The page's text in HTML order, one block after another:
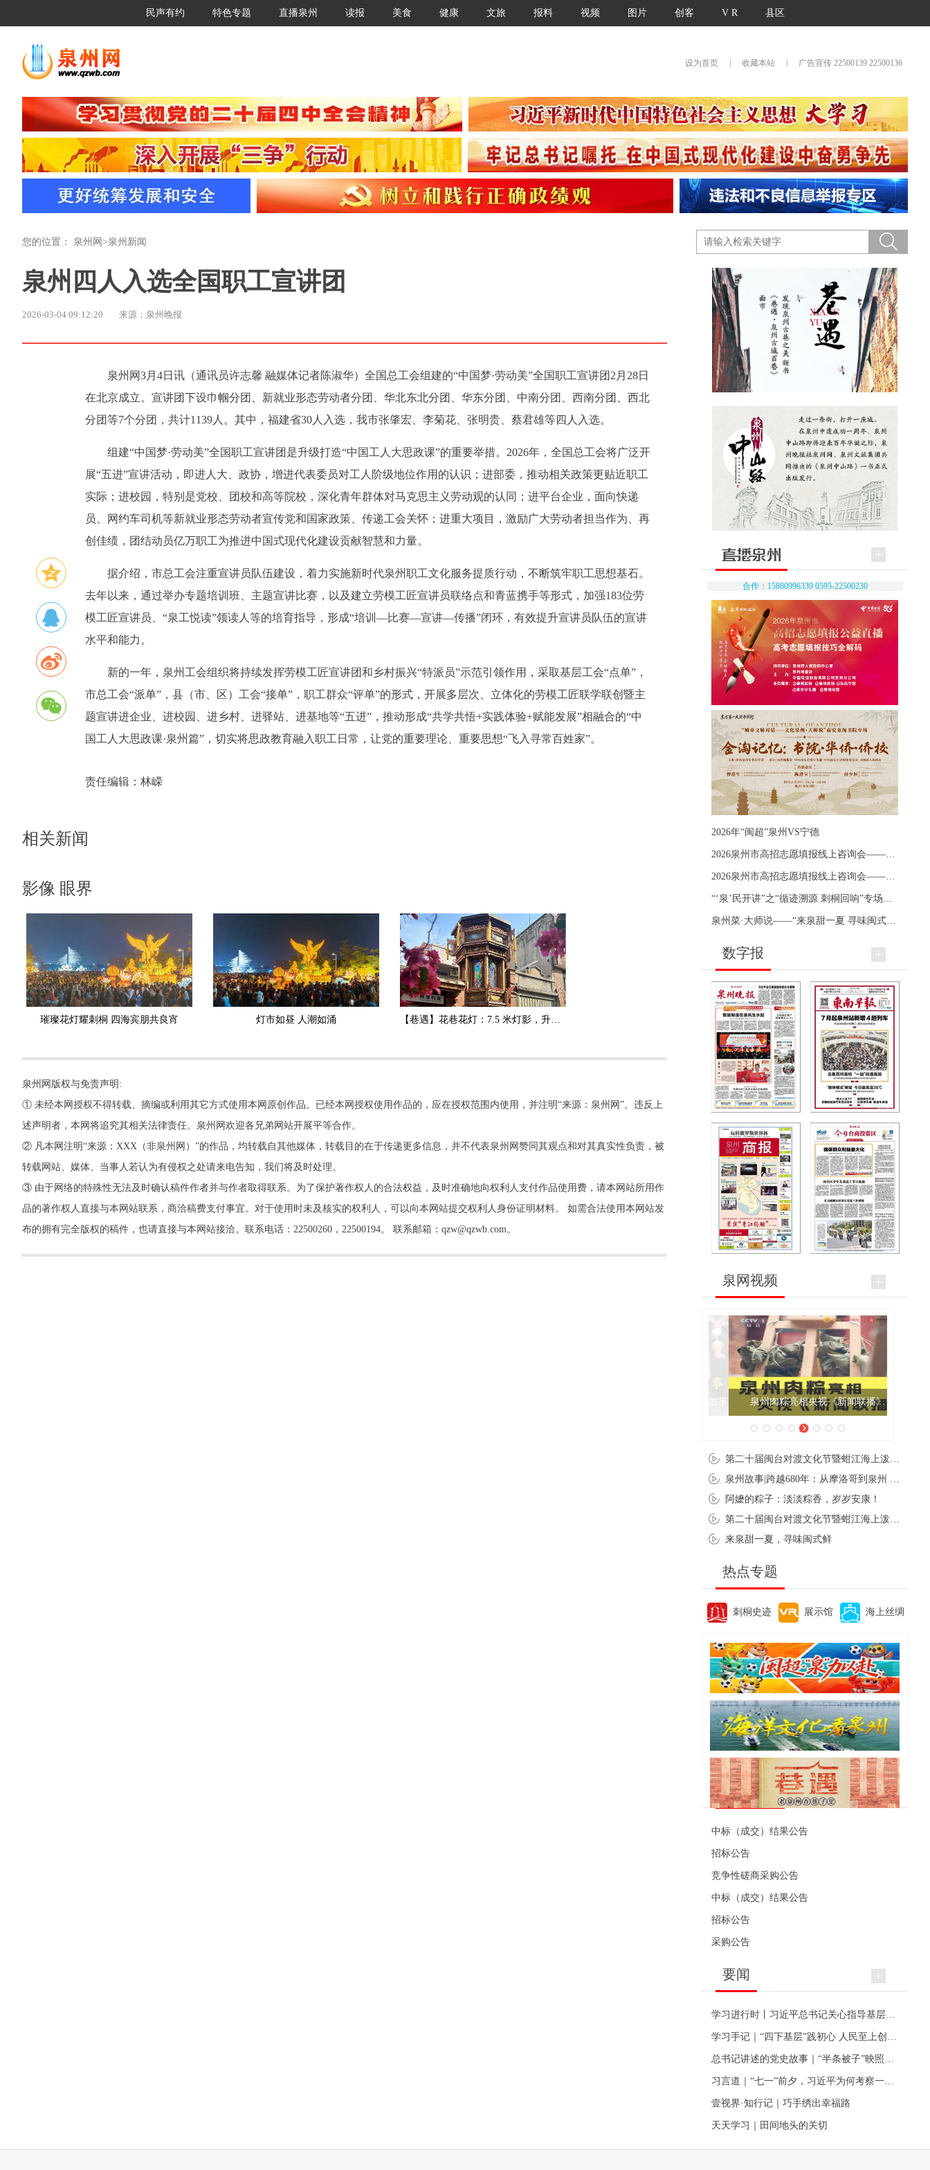
民声有约 特色专题 直播泉州 读报 美食 健康 文旅 报料 视频 图片 创客 V R 县区
设为首页 收藏本站 广告宣传 22500139 22500136
您的位置： 泉州网 >泉州新闻
泉州四人入选全国职工宣讲团
2026-03-04 09:12:20 来源：泉州晚报
泉州网3月4日讯（通讯员许志馨 融媒体记者陈淑华）全国总工会组建的“中国梦·劳动美”全国职工宣讲团2月28日
在北京成立。宣讲团下设巾帼分团、新就业形态劳动者分团、华北东北分团、华东分团、中南分团、西南分团、西北
分团等7个分团，共计1139人。其中，福建省30人入选，我市张肇宏、李菊花、张明贵、蔡君雄等四人入选。
组建“中国梦·劳动美”全国职工宣讲团是升级打造“中国工人大思政课”的重要举措。2026年，全国总工会将广泛开
展“五进”宣讲活动，即进人大、政协，增进代表委员对工人阶级地位作用的认识；进部委，推动相关政策更贴近职工
实际；进校园，特别是党校、团校和高等院校，深化青年群体对马克思主义劳动观的认同；进平台企业，面向快递
员、网约车司机等新就业形态劳动者宣传党和国家政策、传递工会关怀；进重大项目，激励广大劳动者担当作为、再
创佳绩，团结动员亿万职工为推进中国式现代化建设贡献智慧和力量。
据介绍，市总工会注重宣讲员队伍建设，着力实施新时代泉州职工文化服务提质行动，不断筑牢职工思想基石。
去年以来，通过举办专题培训班、主题宣讲比赛，以及建立劳模工匠宣讲员联络点和青蓝携手等形式，加强183位劳
模工匠宣讲员、“泉工悦读”领读人等的培育指导，形成“培训—比赛—宣讲—传播”闭环，有效提升宣讲员队伍的宣讲
水平和能力。
新的一年，泉州工会组织将持续发挥劳模工匠宣讲团和乡村振兴“特派员”示范引领作用，采取基层工会“点单”，
市总工会“派单”，县（市、区）工会“接单”，职工群众“评单”的形式，开展多层次、立体化的劳模工匠联学联创暨主
题宣讲进企业、进校园、进乡村、进驿站、进基地等“五进”，推动形成“共学共悟+实践体验+赋能发展”相融合的“中
国工人大思政课·泉州篇”，切实将思政教育融入职工日常，让党的重要理论、重要思想“飞入寻常百姓家”。
责任编辑： 林嵘
相关新闻
影像 眼界
璀璨花灯耀刺桐 四海宾朋共良宵 灯市如昼 人潮如涌 【巷遇】花巷花灯：7.5 米灯影，升腾泉州春节烟火气
泉州网版权与免责声明:
① 未经本网授权不得转载、摘编或利用其它方式使用本网原创作品。已经本网授权使用作品的，应在授权范围内使用，并注明“来源：泉州网”。违反上
述声明者，本网将追究其相关法律责任。泉州网欢迎各兄弟网站开展平等合作。
② 凡本网注明“来源：XXX（非泉州网）”的作品，均转载自其他媒体，转载目的在于传递更多信息，并不代表泉州网赞同其观点和对其真实性负责，被
转载网站、媒体、当事人若认为有侵权之处请来电告知，我们将及时处理。
③ 由于网络的特殊性无法及时确认稿件作者并与作者取得联系。为了保护著作权人的合法权益，及时准确地向权利人支付作品使用费，请本网站所用作
品的著作权人直接与本网站联系，商洽稿费支付事宜。对于使用时未及核实的权利人，可以向本网站提交权利人身份证明材料。 如需合法使用本网站发
布的拥有完全版权的稿件，也请直接与本网站接洽。联系电话：22500260，22500194。 联系邮箱：qzw@qzwb.com。
合作：15880996339 0595-22500230
2026年“闽超”泉州VS宁德
数字报
泉网视频
泉州肉粽亮相央视《新闻联播》
阿嬷的粽子：淡淡粽香，岁岁安康！
来泉甜一夏，寻味闽式鲜
热点专题
刺桐史迹 展示馆 海上丝绸
便民资讯
中标（成交）结果公告
招标公告
竞争性磋商采购公告
中标（成交）结果公告
招标公告
采购公告
要闻
壹视界·知行记｜巧手绣出幸福路
天天学习｜田间地头的关切